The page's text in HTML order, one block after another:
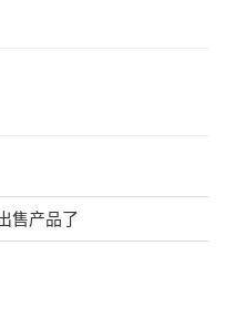
售产品了